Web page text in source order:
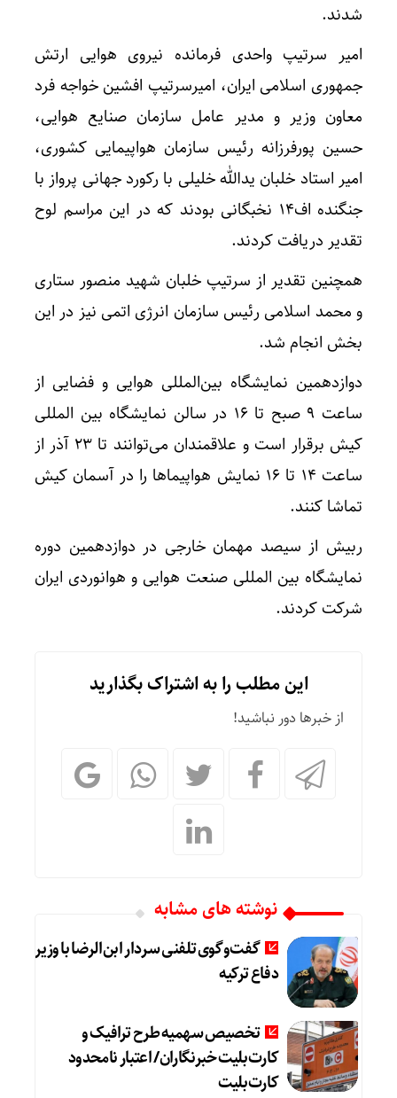
شدند.
امیر سرتیپ واحدی فرمانده نیروی هوایی ارتش
جمهوری اسلامی ایران، امیرسرتیپ افشین خواجه فرد
معاون وزیر و مدیر عامل سازمان صنایع هوایی،
حسین پورفرزانه رئیس سازمان هواپیمایی کشوری،
امیر استاد خلبان یدالله خلیلی با رکورد جهانی پرواز با
جنگنده اف14 نخبگانی بودند که در این مراسم لوح
تقدیر دریافت کردند.
همچنین تقدیر از سرتیپ خلبان شهید منصور ستاری
و محمد اسلامی رئیس سازمان انرژی اتمی نیز در این
بخش انجام شد.
دوازدهمین نمایشگاه بین‌المللی هوایی و فضایی از
ساعت 9 صبح تا 16 در سالن نمایشگاه بین المللی
کیش برقرار است و علاقمندان می‌توانند تا 23 آذر از
ساعت 14 تا 16 نمایش هواپیما‌ها را در آسمان کیش
تماشا کنند.
ربیش از سیصد مهمان خارجی در دوازدهمین دوره
نمایشگاه بین المللی صنعت هوایی و هوانوردی ایران
شرکت کردند.
این مطلب را به اشتراک بگذارید
از خبرها دور نباشید!
نوشته های مشابه
گفت‌وگوی تلفنی سردار ابن‌الرضا با وزیر
دفاع ترکیه
تخصیص سهمیه طرح ترافیک و
کارت‌بلیت خبرنگاران/ اعتبار نامحدود
کارت‌بلیت